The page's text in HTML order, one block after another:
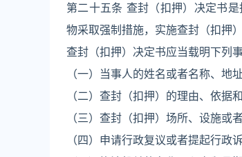
第二十五条 查封（扣押）决定书
物采取强制措施，实施查封（扣押）
查封（扣押）决定书应当载明下列事
（一）当事人的姓名或者名称、地址
（二）查封（扣押）的理由、依据和
（三）查封（扣押）场所、设施或
（四）申请行政复议或者提起行政